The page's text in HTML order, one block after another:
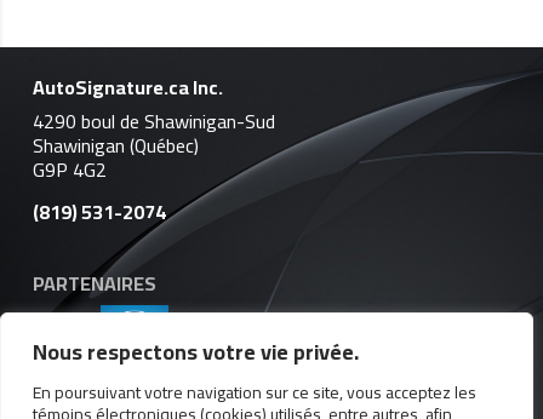
Nous respectons votre vie privée.
En poursuivant votre navigation sur ce site, vous acceptez les
AutoSignature.ca Inc.
4290 boul de Shawinigan-Sud
Shawinigan (Québec)
G9P 4G2
(819) 531-2074
PARTENAIRES